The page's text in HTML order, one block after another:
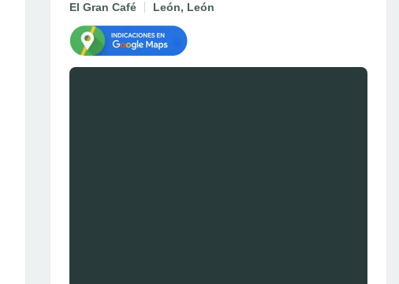
El Gran Café León, León